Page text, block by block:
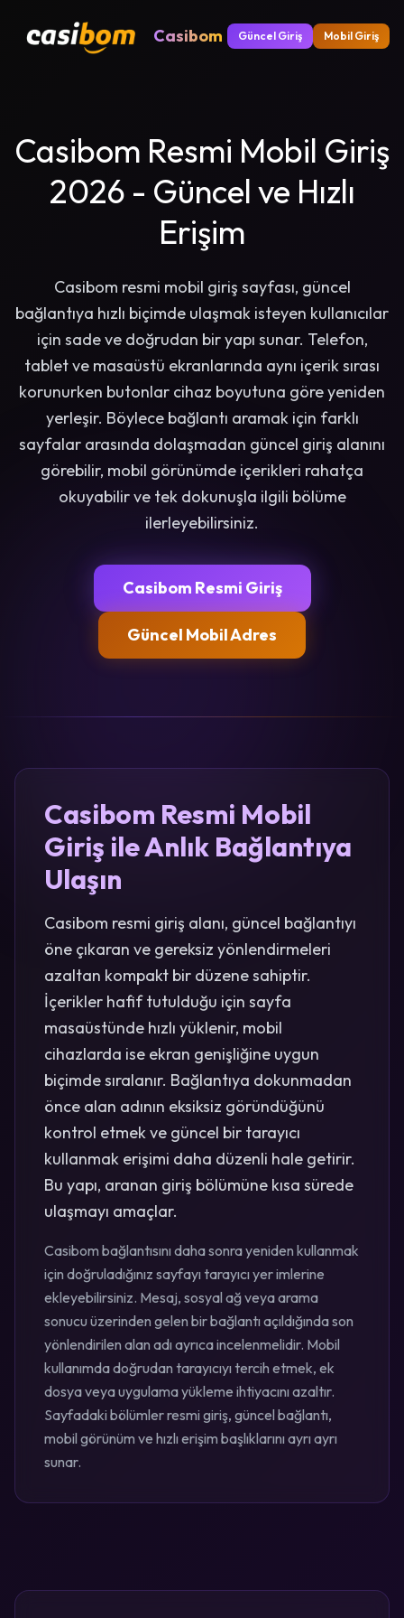
Casibom Güncel Giriş Mobil Giriş
Casibom Resmi Mobil Giriş
2026 - Güncel ve Hızlı
Erişim
Casibom resmi mobil giriş sayfası, güncel
bağlantıya hızlı biçimde ulaşmak isteyen kullanıcılar
için sade ve doğrudan bir yapı sunar. Telefon,
tablet ve masaüstü ekranlarında aynı içerik sırası
korunurken butonlar cihaz boyutuna göre yeniden
yerleşir. Böylece bağlantı aramak için farklı
sayfalar arasında dolaşmadan güncel giriş alanını
görebilir, mobil görünümde içerikleri rahatça
okuyabilir ve tek dokunuşla ilgili bölüme
ilerleyebilirsiniz.
Casibom Resmi Giriş
Güncel Mobil Adres
Casibom Resmi Mobil
Giriş ile Anlık Bağlantıya
Ulaşın
Casibom resmi giriş alanı, güncel bağlantıyı
öne çıkaran ve gereksiz yönlendirmeleri
azaltan kompakt bir düzene sahiptir.
İçerikler hafif tutulduğu için sayfa
masaüstünde hızlı yüklenir, mobil
cihazlarda ise ekran genişliğine uygun
biçimde sıralanır. Bağlantıya dokunmadan
önce alan adının eksiksiz göründüğünü
kontrol etmek ve güncel bir tarayıcı
kullanmak erişimi daha düzenli hale getirir.
Bu yapı, aranan giriş bölümüne kısa sürede
ulaşmayı amaçlar.
Casibom bağlantısını daha sonra yeniden kullanmak
için doğruladığınız sayfayı tarayıcı yer imlerine
ekleyebilirsiniz. Mesaj, sosyal ağ veya arama
sonucu üzerinden gelen bir bağlantı açıldığında son
yönlendirilen alan adı ayrıca incelenmelidir. Mobil
kullanımda doğrudan tarayıcıyı tercih etmek, ek
dosya veya uygulama yükleme ihtiyacını azaltır.
Sayfadaki bölümler resmi giriş, güncel bağlantı,
mobil görünüm ve hızlı erişim başlıklarını ayrı ayrı
sunar.